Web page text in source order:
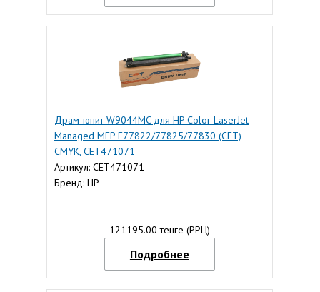
Драм-юнит W9044MC для HP Color LaserJet
Managed MFP E77822/77825/77830 (CET)
CMYK, CET471071
Артикул: CET471071
Бренд: HP
121195.00 тенге (РРЦ)
Подробнее